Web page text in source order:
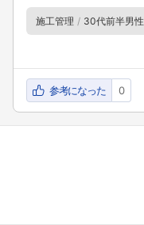
施工管理 30代前半男性
参考になった 0